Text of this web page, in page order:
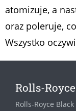
atomizuje, a
oraz poleruje,
Wszystko
Rolls-
Rolls-Royce